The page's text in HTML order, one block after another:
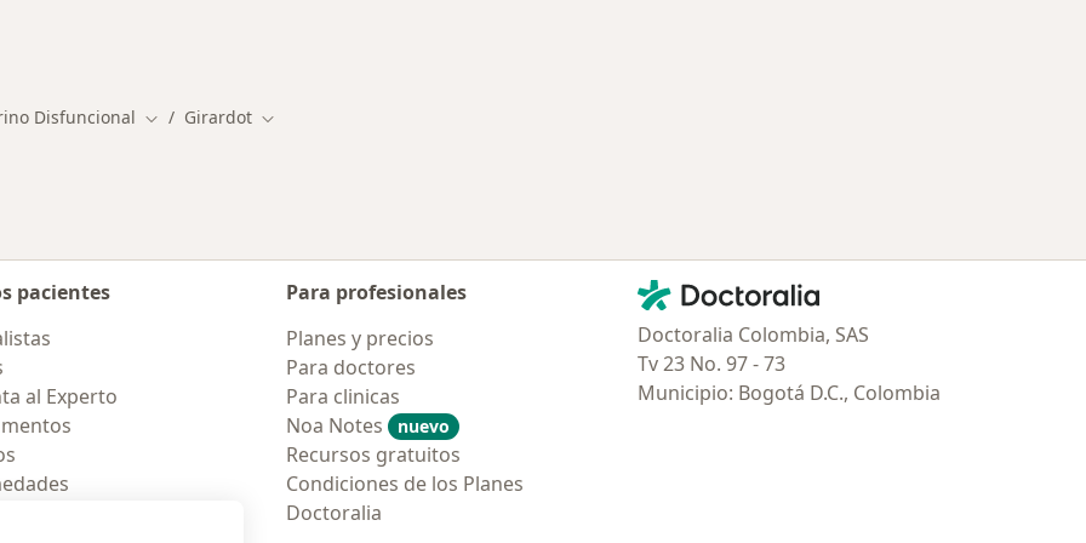
Disfuncional Cambiar de ciudad
Girardot Cambiar de ciudad
pacientes
al Experto
Para profesionales
Planes y precios
Para doctores
Para clinicas
Noa Notes
nuevo
Recursos gratuitos
Condiciones de los Planes
Doctoralia
Contacto
Doctoralia - Página de inicio
Doctoralia Colombia, SAS
Tv 23 No. 97 - 73
Municipio: Bogotá D.C., Colombia